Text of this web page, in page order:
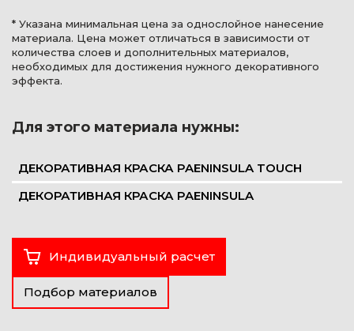
* Указана минимальная цена за однослойное нанесение
материала. Цена может отличаться в зависимости от
количества слоев и дополнительных материалов,
необходимых для достижения нужного декоративного
эффекта.
Для этого материала нужны:
ДЕКОРАТИВНАЯ КРАСКА PAENINSULA TOUCH
ДЕКОРАТИВНАЯ КРАСКА PAENINSULA
Индивидуальный расчет
Подбор материалов